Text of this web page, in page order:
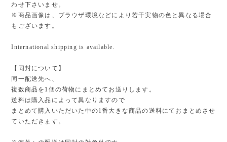
わせ下さいませ。
※商品画像は、ブラウザ環境などにより若干実物の色と異なる場合
もございます。
International shipping is available.
【同封について】
同一配送先へ、
複数商品を1個の荷物にまとめてお送りします。
送料は購入品によって異なりますので
まとめて購入いただいた中の1番大きな商品の送料にておまとめさせ
ていただきます。